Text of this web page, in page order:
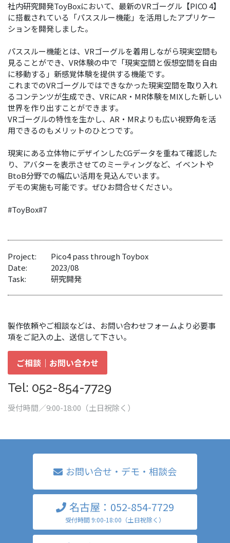
社内研究開発ToyBoxにおいて、最新のVRゴーグル【PICO 4】
に搭載されている「パススルー機能」を活用したアプリケー
ションを開発しました。
パススルー機能とは、VRゴーグルを着用しながら現実空間も
見ることができ、VR体験の中で「現実空間と仮想空間を自由
に移動する」新感覚体験を提供する機能です。
これまでのVRゴーグルではできなかった現実空間を取り入れ
るコンテンツが生成でき、VRにAR・MR体験をMIXした新しい
世界を作り出すことができます。
VRゴーグルの特性を生かし、AR・MRよりも広い視野角を活
用できるのもメリットのひとつです。
現実にある立体物にデザインしたCGデータを重ねて確認した
り、アバターを表示させてのミーティングなど、イベントや
BtoB分野での幅広い活用を見込んでいます。
デモの実施も可能です。ぜひお問合せください。
#ToyBox#7
Project:
Pico4 pass through Toybox
Date:
2023/08
Task:
研究開発
製作依頼やご相談などは、お問い合わせフォームより必要事
項をご記入の上、送信して下さい。
ご相談｜お問い合わせ
Tel: 052-854-7729
受付時間／9:00-18:00（土日祝除く）
お問い合せ・デモ・相談会
名古屋：052-854-7729
受付時間 9:00-18:00（土日祝除く）